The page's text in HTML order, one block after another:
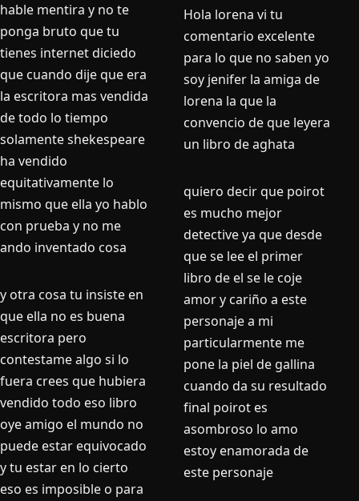
hable mentira y no te
ponga bruto que tu
tienes internet diciedo
que cuando dije que era
la escritora mas vendida
de todo lo tiempo
solamente shekespeare
ha vendido
equitativamente lo
mismo que ella yo hablo
con prueba y no me
ando inventado cosa
y otra cosa tu insiste en
que ella no es buena
escritora pero
contestame algo si lo
fuera crees que hubiera
vendido todo eso libro
oye amigo el mundo no
puede estar equivocado
y tu estar en lo cierto
eso es imposible o para
Hola lorena vi tu
comentario excelente
para lo que no saben yo
soy jenifer la amiga de
lorena la que la
convencio de que leyera
un libro de aghata
quiero decir que poirot
es mucho mejor
detective ya que desde
que se lee el primer
libro de el se le coje
amor y cariño a este
personaje a mi
particularmente me
pone la piel de gallina
cuando da su resultado
final poirot es
asombroso lo amo
estoy enamorada de
este personaje